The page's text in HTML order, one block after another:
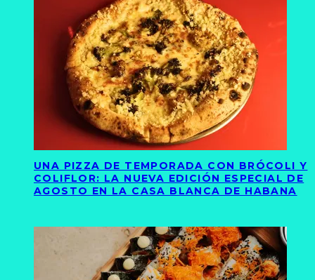
UNA PIZZA DE TEMPORADA CON BRÓCOLI Y
COLIFLOR: LA NUEVA EDICIÓN ESPECIAL DE
AGOSTO EN LA CASA BLANCA DE HABANA